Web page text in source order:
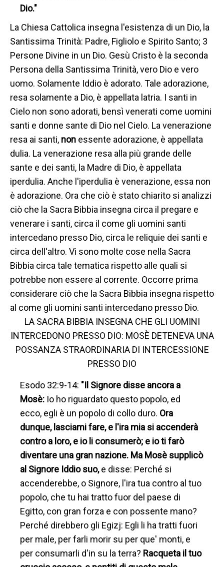
Dio."
La Chiesa Cattolica insegna l'esistenza di un Dio, la
Santissima Trinità: Padre, Figliolo e Spirito Santo; 3
Persone Divine in un Dio. Gesù Cristo è la seconda
Persona della Santissima Trinità, vero Dio e vero
uomo. Solamente Iddio è adorato. Tale adorazione,
resa solamente a Dio, è appellata latria. I santi in
Cielo non sono adorati, bensì venerati come uomini
santi e donne sante di Dio nel Cielo. La venerazione
resa ai santi, non essente adorazione, è appellata
dulia. La venerazione resa alla più grande delle
sante e dei santi, la Madre di Dio, è appellata
iperdulia. Anche l'iperdulia è venerazione, essa non
è adorazione. Ora che ciò è stato chiarito si analizzi
ciò che la Sacra Bibbia insegna circa il pregare e
venerare i santi, circa il come gli uomini santi
intercedano presso Dio, circa le reliquie dei santi e
circa dell'altro. Vi sono molte cose nella Sacra
Bibbia circa tale tematica rispetto alle quali si
potrebbe non essere al corrente. Occorre prima
considerare ciò che la Sacra Bibbia insegna rispetto
al come gli uomini santi intercedano presso Dio.
LA SACRA BIBBIA INSEGNA CHE GLI UOMINI
INTERCEDONO PRESSO DIO: MOSÈ DETENEVA UNA
POSSANZA STRAORDINARIA DI INTERCESSIONE
PRESSO DIO
Esodo 32:9-14: "Il Signore disse ancora a
Mosè: Io ho riguardato questo popolo, ed
ecco, egli è un popolo di collo duro. Ora
dunque, lasciami fare, e l'ira mia si accenderà
contro a loro, e io li consumerò; e io ti farò
diventare una gran nazione. Ma Mosè supplicò
al Signore Iddio suo,e disse: Perché si
accenderebbe, o Signore, l'ira tua contro al tuo
popolo, che tu hai tratto fuor del paese di
Egitto, con gran forza e con possente mano?
Perché direbbero gli Egizj: Egli li ha tratti fuori
per male, per farli morir su per que' monti, e
per consumarli d'in su la terra? Racqueta il tuo